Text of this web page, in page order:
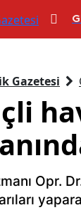
Gazetesi
Opr.